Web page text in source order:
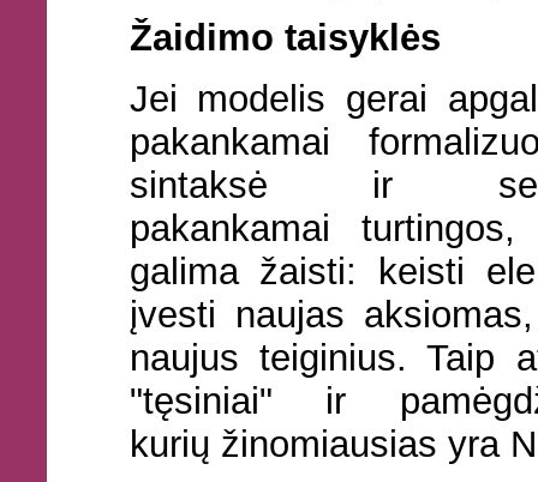
Žaidimo taisyklės
Jei modelis gerai
pakankamai
sintaksė ir
pakankamai
galima žaisti: keisti
įvesti naujas
naujus teiginius. Taip
"tęsiniai" ir
kurių žinomiausias yra